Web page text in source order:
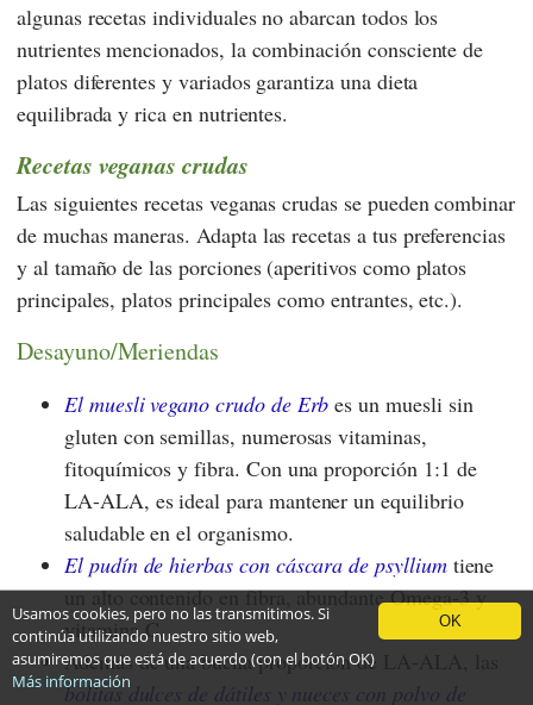
algunas recetas individuales no abarcan todos los
nutrientes mencionados, la combinación consciente de
platos diferentes y variados garantiza una dieta
equilibrada y rica en nutrientes.
Recetas veganas crudas
Las siguientes recetas veganas crudas se pueden combinar
de muchas maneras. Adapta las recetas a tus preferencias
y al tamaño de las porciones (aperitivos como platos
principales, platos principales como entrantes, etc.).
Desayuno/Meriendas
El muesli vegano crudo de Erb es un muesli sin
gluten con semillas, numerosas vitaminas,
fitoquímicos y fibra. Con una proporción 1:1 de
LA-ALA, es ideal para mantener un equilibrio
saludable en el organismo.
El pudín de hierbas con cáscara de psylliumtiene
un alto contenido en fibra, abundante Omega-3 y
vitamina C.
Además de una buena proporción de LA-ALA, las
bolitas dulces de dátiles y nueces con polvo de
OK
Usamos cookies, pero no las transmitimos. Si
continúa utilizando nuestro sitio web,
asumiremos que está de acuerdo (con el botón OK)
Más información